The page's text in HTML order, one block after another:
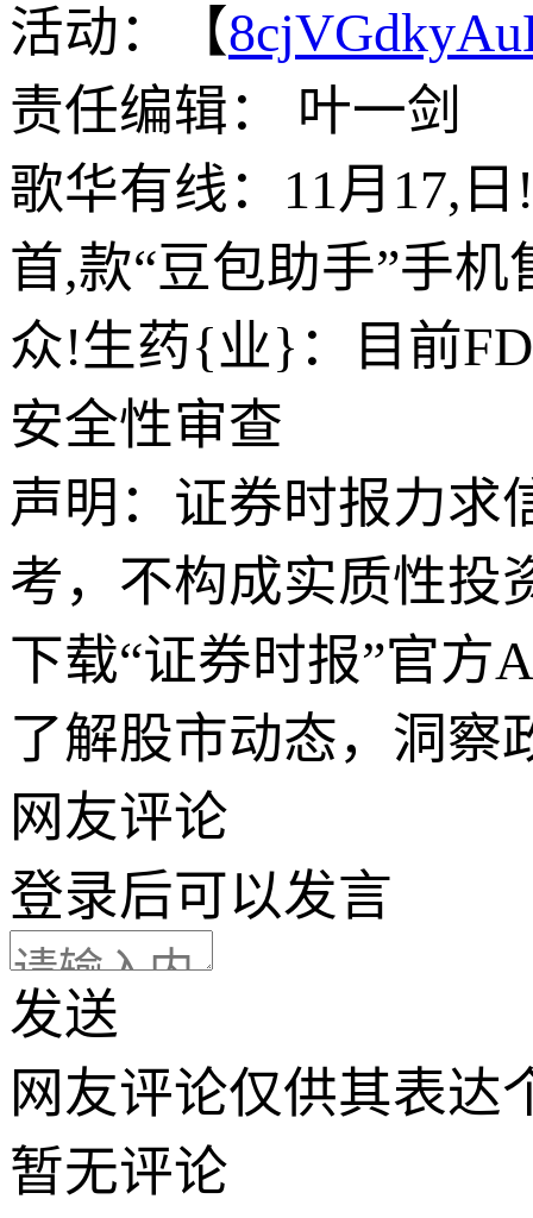
活动：【
责任编辑： 叶一剑
歌华有线：11月17,
首,款“豆包助手”手
众!生药{业}：目前
安全性审查
声明：证券时报力求
考，不构成实质性投
下载“证券时报”官方
了解股市动态，洞察
网友评论
登录后可以发言
发送
网友评论仅供其表达
暂无评论